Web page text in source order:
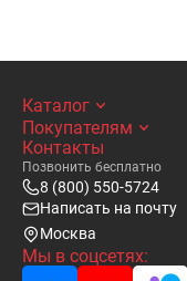
Каталог
Покупателям
Контакты
Позвонить бесплатно
8 (800) 550-5724
Написать на почту
Москва
Мы в соцсетях: